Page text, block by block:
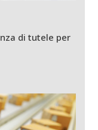
di tutele per